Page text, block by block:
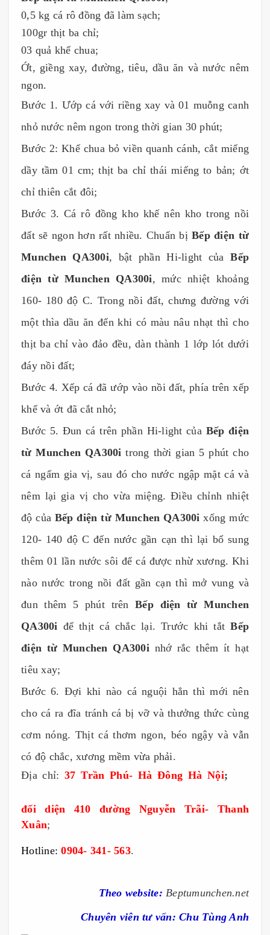
0,5 kg cá rô đồng đã làm sạch;
100gr thịt ba chỉ;
03 quả khế chua;
Ớt, giềng xay, đường, tiêu, dầu ăn và nước nêm
ngon.
Bước 1. Ướp cá với riềng xay và 01 muỗng canh
nhỏ nước nêm ngon trong thời gian 30 phút;
Bước 2: Khế chua bỏ viền quanh cánh, cắt miếng
dầy tầm 01 cm; thịt ba chỉ thái miếng to bản; ớt
chỉ thiên cắt đôi;
Bước 3. Cá rô đồng kho khế nên kho trong nồi
đất sẽ ngon hơn rất nhiều. Chuẩn bịBếp điện từ
Munchen QA300i, bật phần Hi-light củaBếp
điện từ Munchen QA300i, mức nhiệt khoảng
160- 180 độ C. Trong nồi đất, chưng đường với
một thìa dầu ăn đến khi có màu nâu nhạt thì cho
thịt ba chỉ vào đảo đều, dàn thành 1 lớp lót dưới
đáy nồi đất;
Bước 4. Xếp cá đã ướp vào nồi đất, phía trên xếp
khế và ớt đã cắt nhỏ;
Bước 5. Đun cá trên phần Hi-light của Bếp điện
từ Munchen QA300i trong thời gian 5 phút cho
cá ngấm gia vị, sau đó cho nước ngập mặt cá và
nêm lại gia vị cho vừa miệng. Điều chỉnh nhiệt
độ của Bếp điện từ Munchen QA300i xống mức
120- 140 độ C đến nước gần cạn thì lại bổ sung
thêm 01 lần nước sôi để cá được nhừ xương. Khi
nào nước trong nồi đất gần cạn thì mở vung và
đun thêm 5 phút trênBếp điện từ Munchen
QA300i để thịt cá chắc lại. Trước khi tắtBếp
điện từ Munchen QA300inhớ rắc thêm ít hạt
tiêu xay;
Bước 6. Đợi khi nào cá nguội hẳn thì mới nên
cho cá ra đĩa tránh cá bị vỡ và thưởng thức cùng
cơm nóng. Thịt cá thơm ngon, béo ngậy và vẫn
có độ chắc, xương mềm vừa phải.
Địa chỉ:37 Trần Phú- Hà Đông Hà Nội;
đối diện 410 đường Nguyễn Trãi- Thanh
Xuân;
Hotline: 0904- 341- 563.
Theo website: Beptumunchen.net
Chuyên viên tư vấn: Chu Tùng Anh